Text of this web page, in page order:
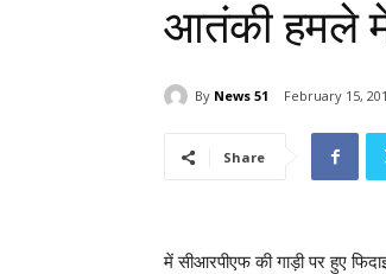
आतंकी हमले में
By News 51 February 15,
Share
में सीआरपीएफ की गाड़ी पर हुए